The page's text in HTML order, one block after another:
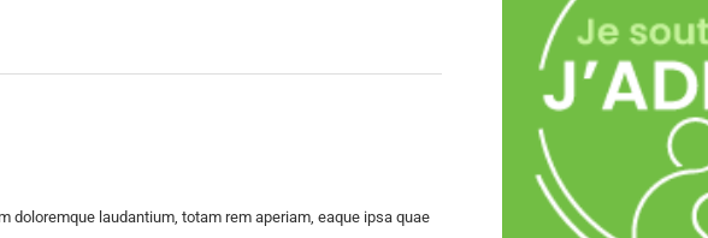
laudantium, totam rem aperiam, eaque ipsa quae